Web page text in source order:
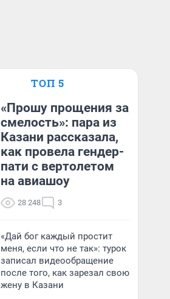
ТОП 5
«Прошу прощения за
смелость»: пара из
Казани рассказала,
как провела гендер-
пати с вертолетом
на авиашоу
28 248 3
«Дай бог каждый простит
меня, если что не так»: турок
записал видеообращение
после того, как зарезал свою
жену в Казани